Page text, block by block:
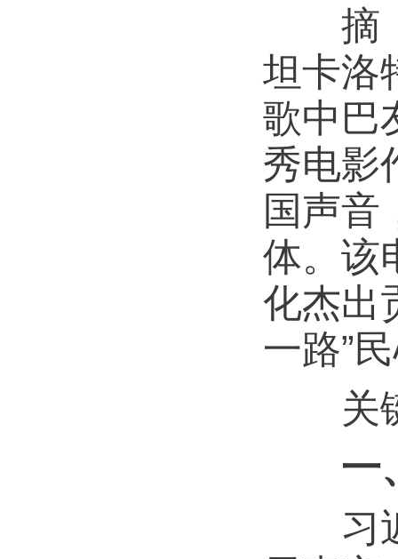
摘
坦卡洛
歌中巴
秀电影
国声音
体。该
化杰出
一路”
关键
一
习近